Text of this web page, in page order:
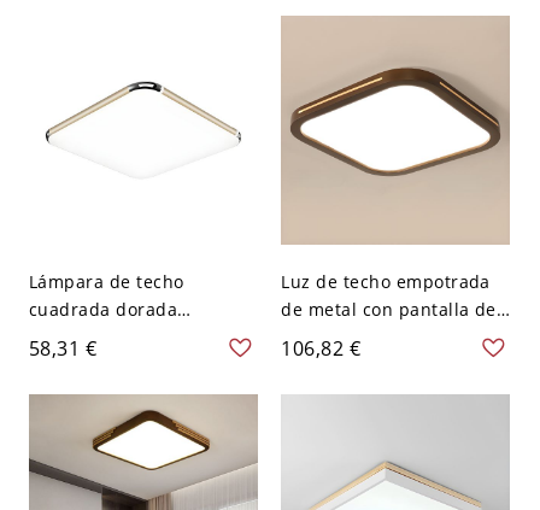
Negro 110 A 120 V Blanco
Lámpara de techo
cuadrada dorada
minimalista de metal con
luz LED de montaje
empotrado de 12" de
58,31 €
Luz de techo empotrada
de metal con pantalla de
polímero, LED, cableado
directo, 110V-120V, 16",
tres niveles (luz
106,82 €